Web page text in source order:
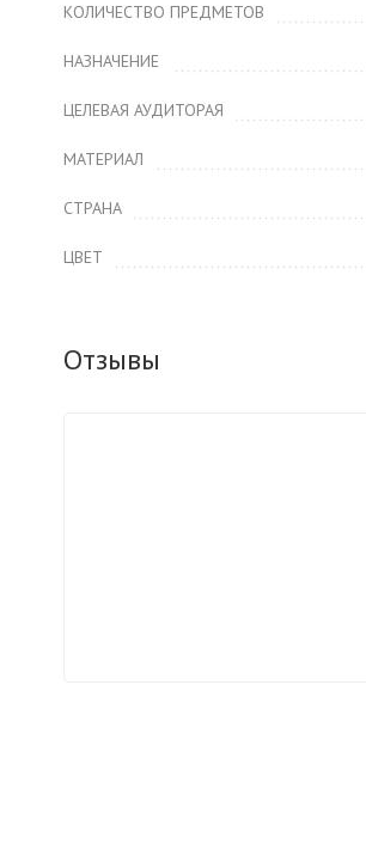
КОЛИЧЕСТВО ПРЕДМЕТОВ
НАЗНАЧЕНИЕ
ЦЕЛЕВАЯ АУДИТОРАЯ
МАТЕРИАЛ
СТРАНА
ЦВЕТ
Отзывы